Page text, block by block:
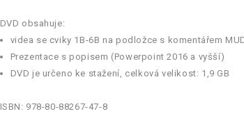
DVD obsahuje:
videa se cviky 1B-6B na podložce s komentářem
Prezentace s popisem (Powerpoint 2016 a vyšší)
DVD je určeno ke stažení, celková velikost: 1,9 GB
ISBN: 978-80-88267-47-8